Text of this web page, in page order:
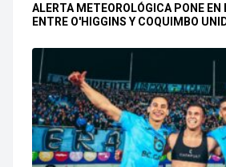
ALERTA METEOROLÓGICA PONE EN
ENTRE O'HIGGINS Y COQUIMBO